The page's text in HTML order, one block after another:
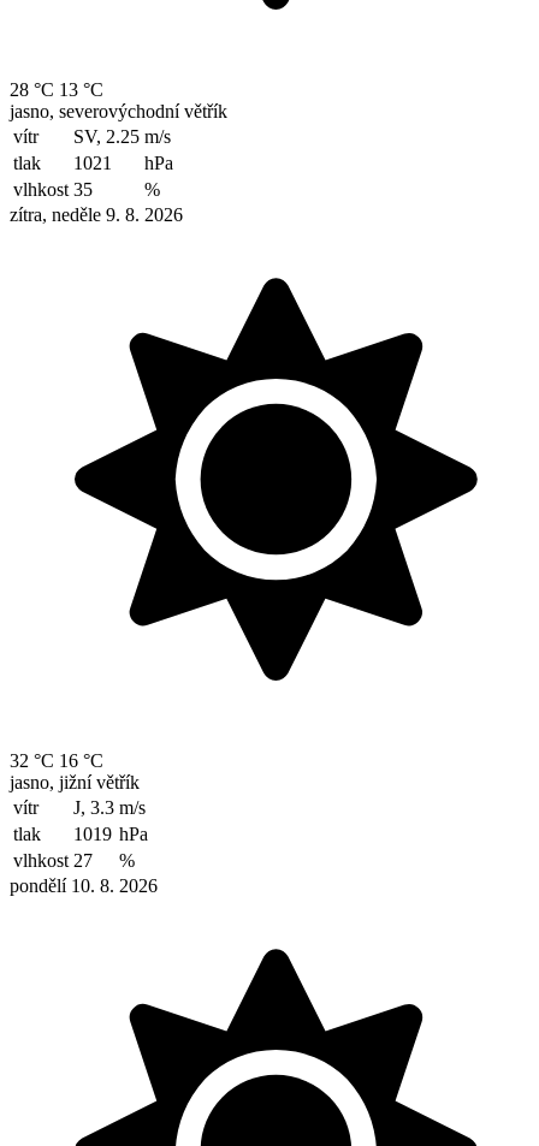
28 °C 13 °C
jasno, severovýchodní větřík
vítr
SV, 2.25 m/s
tlak
1021
hPa
vlhkost 35
%
zítra, neděle 9. 8. 2026
32 °C 16 °C
jasno, jižní větřík
vítr
J, 3.3 m/s
tlak
1019 hPa
vlhkost 27
%
pondělí 10. 8. 2026